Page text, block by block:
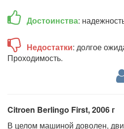
Достоинства:
Недостатки: долгое
Проходимость.
Citroen Berlingo First, 2006 г
В целом машиной доволен,